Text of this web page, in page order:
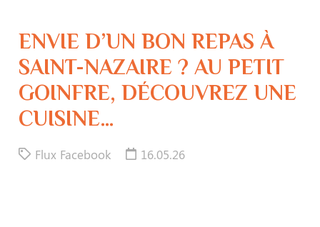
ENVIE D’UN BON REPAS À
SAINT-NAZAIRE ? AU PETIT
GOINFRE, DÉCOUVREZ UNE
CUISINE…
Flux Facebook 16.05.26